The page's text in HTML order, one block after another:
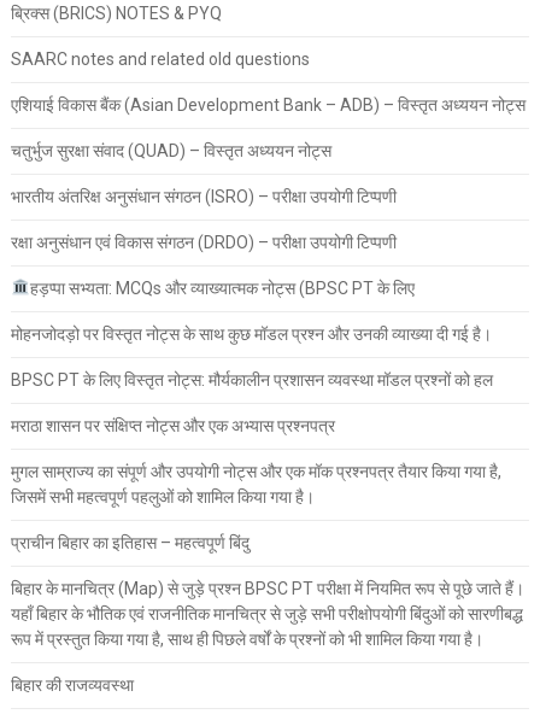
ब्रिक्स (BRICS) NOTES & PYQ
SAARC notes and related old questions
एशियाई विकास बैंक (Asian Development Bank – ADB) – विस्तृत अध्ययन नोट्स
चतुर्भुज सुरक्षा संवाद (QUAD) – विस्तृत अध्ययन नोट्स
भारतीय अंतरिक्ष अनुसंधान संगठन (ISRO) – परीक्षा उपयोगी टिप्पणी
रक्षा अनुसंधान एवं विकास संगठन (DRDO) – परीक्षा उपयोगी टिप्पणी
हड़प्पा सभ्यता: MCQs और व्याख्यात्मक नोट्स (BPSC PT के लिए
मोहनजोदड़ो पर विस्तृत नोट्स के साथ कुछ मॉडल प्रश्न और उनकी व्याख्या दी गई है।
BPSC PT के लिए विस्तृत नोट्स: मौर्यकालीन प्रशासन व्यवस्था मॉडल प्रश्नों को हल
मराठा शासन पर संक्षिप्त नोट्स और एक अभ्यास प्रश्नपत्र
मुगल साम्राज्य का संपूर्ण और उपयोगी नोट्स और एक मॉक प्रश्नपत्र तैयार किया गया है,
जिसमें सभी महत्वपूर्ण पहलुओं को शामिल किया गया है।
प्राचीन बिहार का इतिहास – महत्वपूर्ण बिंदु
बिहार के मानचित्र (Map) से जुड़े प्रश्न BPSC PT परीक्षा में नियमित रूप से पूछे जाते हैं।
यहाँ बिहार के भौतिक एवं राजनीतिक मानचित्र से जुड़े सभी परीक्षोपयोगी बिंदुओं को सारणीबद्ध
रूप में प्रस्तुत किया गया है, साथ ही पिछले वर्षों के प्रश्नों को भी शामिल किया गया है।
बिहार की राजव्यवस्था